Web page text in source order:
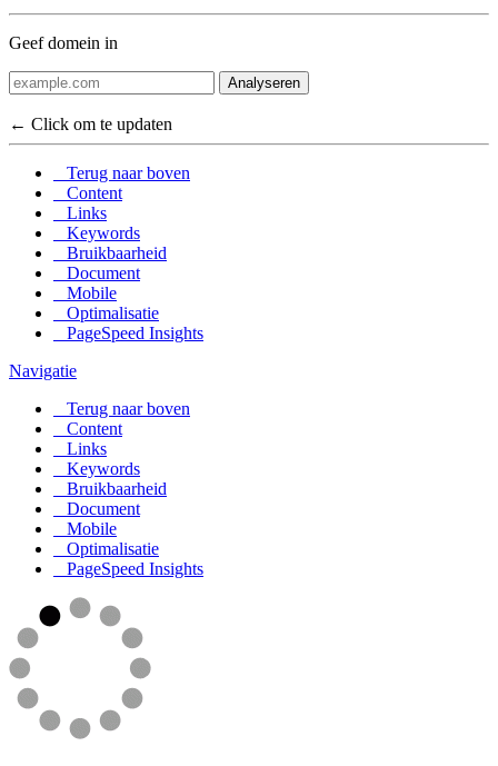
Geef domein in
Analyseren
← Click om te updaten
Terug naar boven
Content
Links
Keywords
Bruikbaarheid
Document
Mobile
Optimalisatie
PageSpeed Insights
Navigatie
Terug naar boven
Content
Links
Keywords
Bruikbaarheid
Document
Mobile
Optimalisatie
PageSpeed Insights